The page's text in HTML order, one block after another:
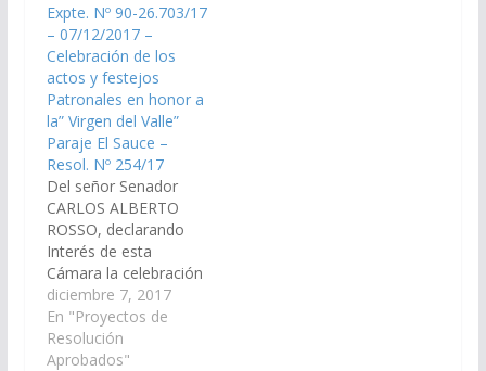
la “Virgen del Valle”, a
realizarse el día 8 de
diciembre del corriente
año, en la Capilla del
mismo nombre
ubicada en el Paraje…
Expte. Nº 90-26.703/17
– 07/12/2017 –
Celebración de los
actos y festejos
Patronales en honor a
la” Virgen del Valle”
Paraje El Sauce –
Resol. Nº 254/17
Del señor Senador
CARLOS ALBERTO
ROSSO, declarando
Interés de esta
Cámara la celebración
de los actos y festejos
Patronales en honor a
la" Virgen del Valle", a
realizarse el dia 08 de
diciembre 7, 2017
En "Proyectos de
Resolución
Aprobados"